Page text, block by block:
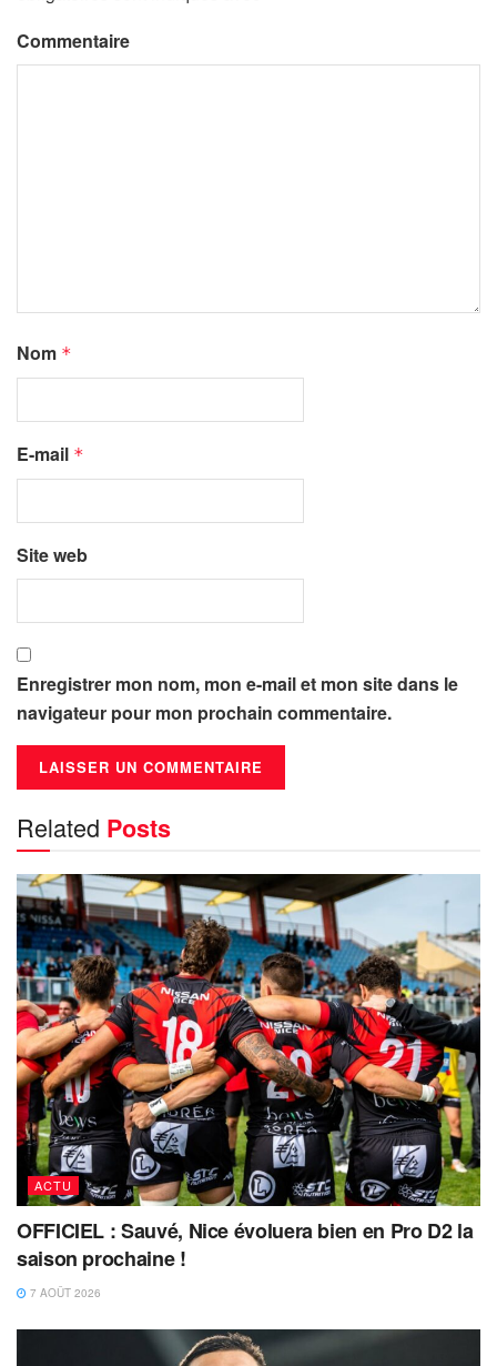
Commentaire
Nom *
E-mail *
Site web
Enregistrer mon nom, mon e-mail et mon site dans le
navigateur pour mon prochain commentaire.
Related Posts
ACTU
OFFICIEL : Sauvé, Nice évoluera bien en Pro D2 la
saison prochaine !
7 AOÛT 2026